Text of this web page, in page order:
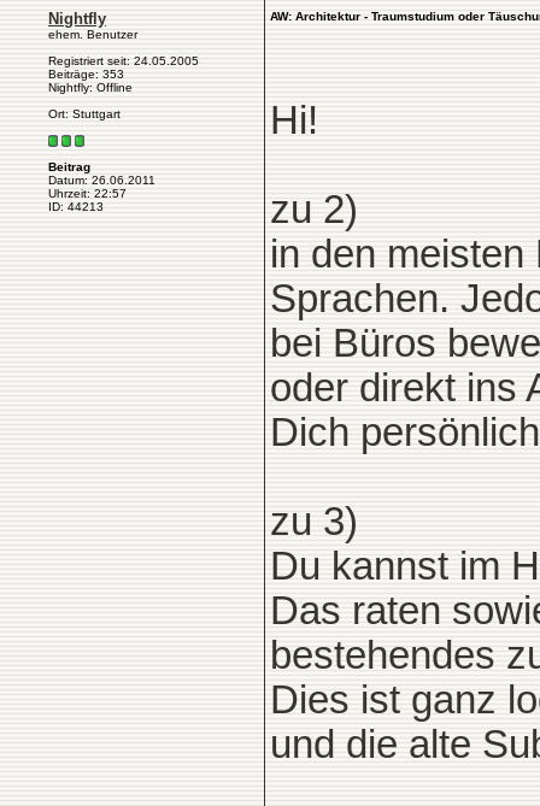
Nightfly
ehem. Benutzer
Registriert seit: 24.05.2005
Beiträge: 353
Nightfly: Offline
Ort: Stuttgart
Beitrag
Datum: 26.06.2011
Uhrzeit: 22:57
ID: 44213
AW: Architektur - Traumstudium oder
Hi!
zu 2)
in den
Sprachen.
bei Büros
oder direkt ins
Dich
zu 3)
Du kannst im
Das raten
bestehendes
Dies ist ganz
und die alte